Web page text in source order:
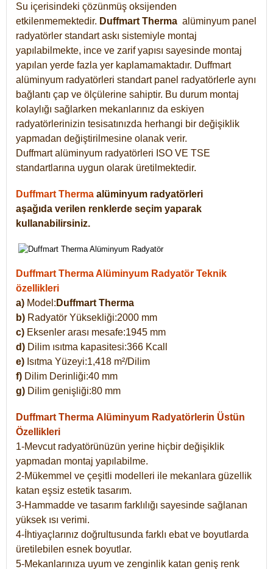
Su içerisindeki çözünmüş oksijenden
etkilenmemektedir. Duffmart Therma alüminyum panel
radyatörler standart askı sistemiyle montaj
yapılabilmekte, ince ve zarif yapısı sayesinde montaj
yapılan yerde fazla yer kaplamamaktadır. Duffmart
alüminyum radyatörleri standart panel radyatörlerle aynı
bağlantı çap ve ölçülerine sahiptir. Bu durum montaj
kolaylığı sağlarken mekanlarınız da eskiyen
radyatörlerinizin tesisatınızda herhangi bir değişiklik
yapmadan değiştirilmesine olanak verir.
Duffmart alüminyum radyatörleri ISO VE TSE
standartlarına uygun olarak üretilmektedir.
Duffmart Therma alüminyum radyatörleri
aşağıda verilen renklerde seçim yaparak
kullanabilirsiniz.
Duffmart Therma Alüminyum Radyatör Teknik
özellikleri
a) Model: Duffmart Therma
b) Radyatör Yüksekliği:2000 mm
c) Eksenler arası mesafe:1945 mm
d) Dilim ısıtma kapasitesi:366 Kcall
e) Isıtma Yüzeyi:1,418 m²/Dilim
f) Dilim Derinliği:40 mm
g) Dilim genişliği:80 mm
Duffmart Therma Alüminyum Radyatörlerin Üstün
Özellikleri
1-Mevcut radyatörünüzün yerine hiçbir değişiklik
yapmadan montaj yapılabilme.
2-Mükemmel ve çeşitli modelleri ile mekanlara güzellik
katan eşsiz estetik tasarım.
3-Hammadde ve tasarım farklılığı sayesinde sağlanan
yüksek ısı verimi.
4-İhtiyaçlarınız doğrultusunda farklı ebat ve boyutlarda
üretilebilen esnek boyutlar.
5-Mekanlarınıza uyum ve zenginlik katan geniş renk